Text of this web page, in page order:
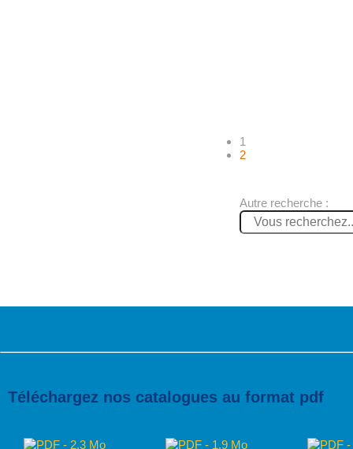
1
2
Autre recherche :
Téléchargez nos catalogues au format pdf